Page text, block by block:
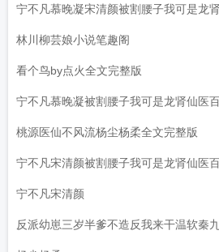
宁不凡慕晚凝宋清颜被割腰子我可是龙
林川柳芸娘小说笔趣阁
看个鸟by点火全文完整版
宁不凡慕晚凝被割腰子我可是龙肾仙医
桃源医仙不风流杨尘杨柔全文完整版
宁不凡宋清颜被割腰子我可是龙肾仙医
宁不凡宋清颜
反派幼崽三岁半爹不造反我来干温软秦